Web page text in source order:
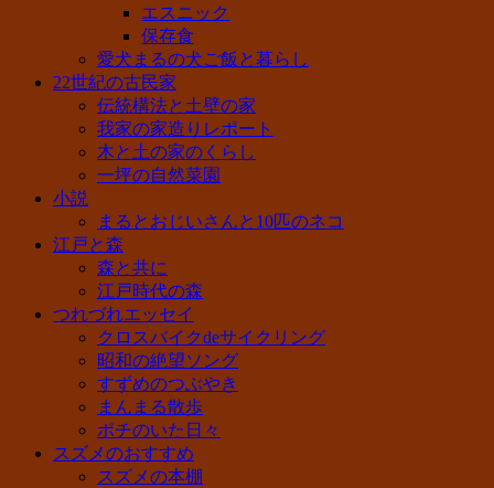
エスニック
保存食
愛犬まるの犬ご飯と暮らし
22世紀の古民家
伝統構法と土壁の家
我家の家造りレポート
木と土の家のくらし
一坪の自然菜園
小説
まるとおじいさんと10匹のネコ
江戸と森
森と共に
江戸時代の森
つれづれエッセイ
クロスバイクdeサイクリング
昭和の絶望ソング
すずめのつぶやき
まんまる散歩
ポチのいた日々
スズメのおすすめ
スズメの本棚